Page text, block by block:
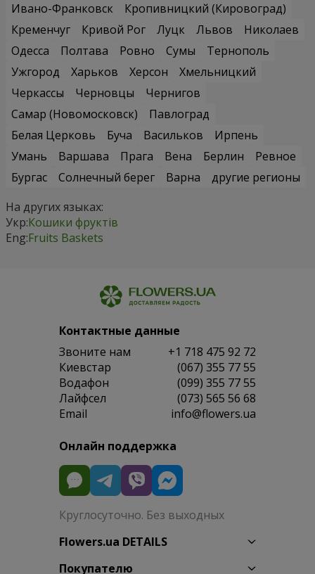
Ивано-Франковск
Кропивницкий (Кировоград)
Кременчуг
Кривой Рог Луцк Львов
Николаев
Одесса
Полтава Ровно Сумы
Тернополь
Ужгород
Харьков Херсон
Хмельницкий
Черкассы
Черновцы
Чернигов
Самар (Новомосковск)
Павлоград
Белая Церковь
Буча Васильков
Ирпень
Умань
Варшава Прага Вена Берлин
Ревное
Бургас
Солнечный берег Варна
другие регионы
На других языках:
Укр:Кошики фруктів
Eng:Fruits Baskets
Контактные данные
Звоните нам
+1 718 475 92 72
Киевстар
(067) 355 77 55
Водафон
(099) 355 77 55
Лайфсел
(073) 565 56 68
Email
info@flowers.ua
Онлайн поддержка
Круглосуточно. Без выходных
Flowers.ua DETAILS
Покупателю